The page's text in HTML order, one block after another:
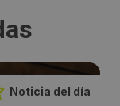
Noticia del día